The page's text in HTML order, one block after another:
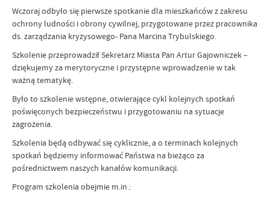
Wczoraj odbyło się pierwsze spotkanie dla mieszkańców z zakresu
ochrony ludności i obrony cywilnej, przygotowane przez pracownika
ds. zarządzania kryzysowego- Pana Marcina Trybulskiego.
Szkolenie przeprowadził Sekretarz Miasta Pan Artur Gajowniczek –
dziękujemy za merytoryczne i przystępne wprowadzenie w tak
ważną tematykę.
Było to szkolenie wstępne, otwierające cykl kolejnych spotkań
poświęconych bezpieczeństwu i przygotowaniu na sytuacje
zagrożenia.
Szkolenia będą odbywać się cyklicznie, a o terminach kolejnych
spotkań będziemy informować Państwa na bieżąco za
pośrednictwem naszych kanałów komunikacji.
Program szkolenia obejmie m.in.: